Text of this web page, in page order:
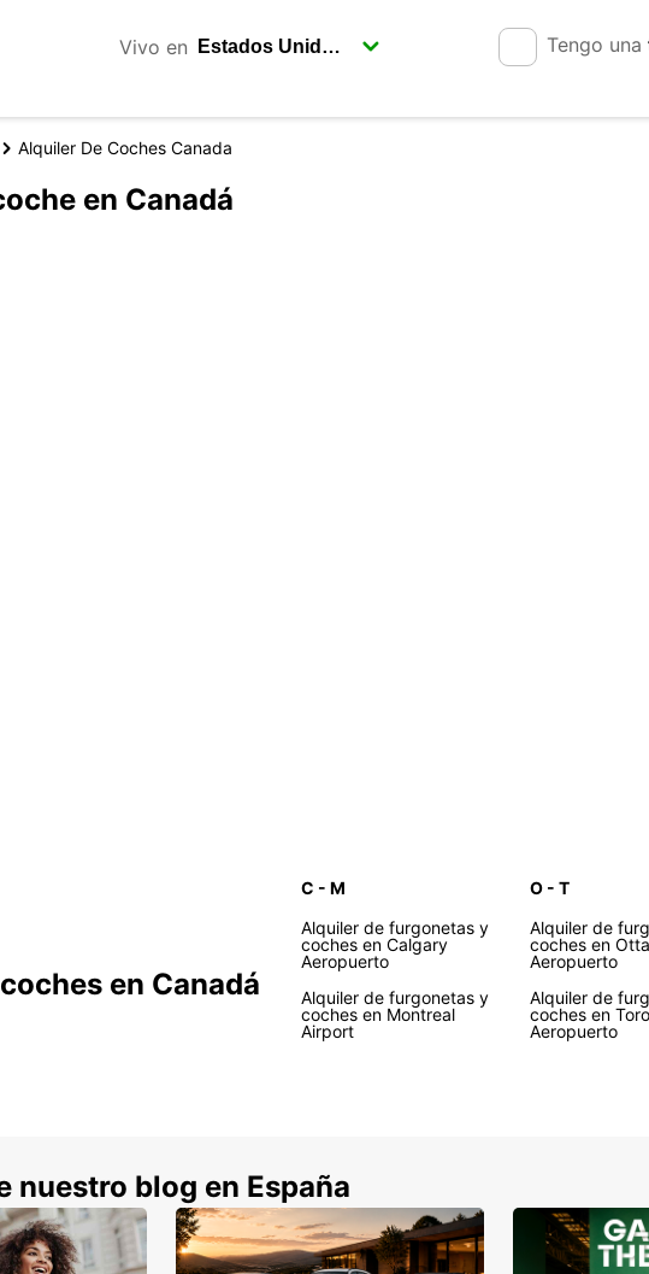
Vivo en Tengo una
Alquiler De Coches Canada
en Canadá
en Canadá
C - M
Alquiler de furgonetas y
coches en Calgary
Aeropuerto
Alquiler de furgonetas y
coches en Montreal
Airport
O - T
Alquiler de
coches en
Aeropuerto
Alquiler de
coches en
Aeropuerto
nuestro blog en España